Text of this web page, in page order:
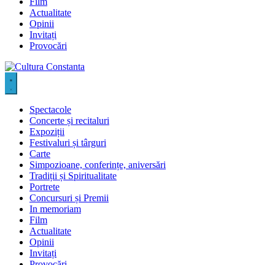
Actualitate
Opinii
Invitați
Provocări
Spectacole
Concerte și recitaluri
Expoziții
Festivaluri și târguri
Carte
Simpozioane, conferințe, aniversări
Tradiții și Spiritualitate
Portrete
Concursuri și Premii
In memoriam
Film
Actualitate
Opinii
Invitați